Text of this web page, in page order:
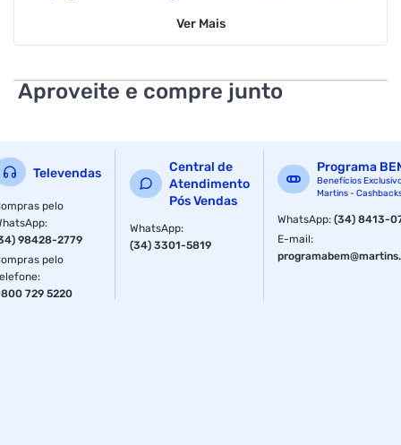
Tamanho 33
Ver Mais
Aproveite e compre junto
Televendas
pelo
:
98428-2779
pelo
:
729 5220
Central de
Atendimento
Pós Vendas
WhatsApp:
(34) 3301-5819
Programa
Benefícios
Martins -
WhatsApp:(34) 8413-
E-mail: